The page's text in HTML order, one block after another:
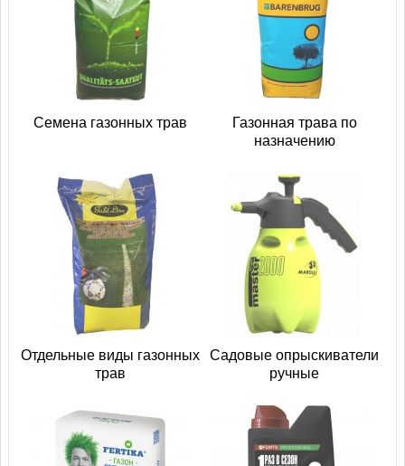
Семена газонных трав
Газонная трава по
назначению
Отдельные виды газонных
трав
Садовые опрыскиватели
ручные